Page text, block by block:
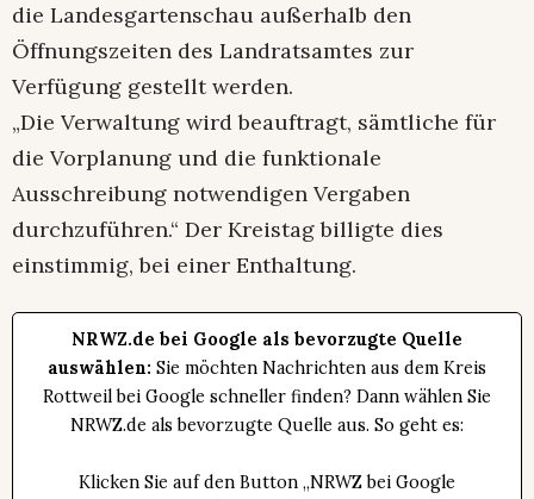
die Landesgartenschau außerhalb den
Öffnungszeiten des Landratsamtes zur
Verfügung gestellt werden.
„Die Verwaltung wird beauftragt, sämtliche für
die Vorplanung und die funktionale
Ausschreibung notwendigen Vergaben
durchzuführen.“ Der Kreistag billigte dies
einstimmig, bei einer Enthaltung.
NRWZ.de bei Google als bevorzugte Quelle
auswählen: Sie möchten Nachrichten aus dem Kreis
Rottweil bei Google schneller finden? Dann wählen Sie
NRWZ.de als bevorzugte Quelle aus. So geht es:
Klicken Sie auf den Button „NRWZ bei Google